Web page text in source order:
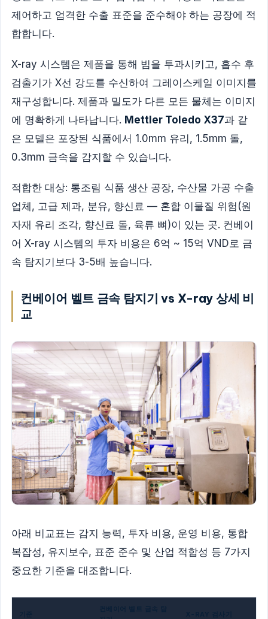
제어하고 엄격한 수출 표준을 준수해야 하는 공장에 적
합합니다.
X-ray 시스템은 제품을 통해 빔을 투과시키고, 흡수 후
검출기가 X선 강도를 수신하여 그레이스케일 이미지를
재구성합니다. 제품과 밀도가 다른 모든 물체는 이미지
에 명확하게 나타납니다. Mettler Toledo X37과 같
은 모델은 포장된 식품에서 1.0mm 유리, 1.5mm 돌,
0.3mm 금속을 감지할 수 있습니다.
적합한 대상: 통조림 식품 생산 공장, 수산물 가공 수출
업체, 고급 제과, 분유, 향신료 — 혼합 이물질 위험(원
자재 유리 조각, 향신료 돌, 육류 뼈)이 있는 곳. 컨베이
어 X-ray 시스템의 투자 비용은 6억 ~ 15억 VND로 금
속 탐지기보다 3-5배 높습니다.
컨베이어 벨트 금속 탐지기 vs X-ray 상세 비
교
아래 비교표는 감지 능력, 투자 비용, 운영 비용, 통합
복잡성, 유지보수, 표준 준수 및 산업 적합성 등 7가지
중요한 기준을 대조합니다.